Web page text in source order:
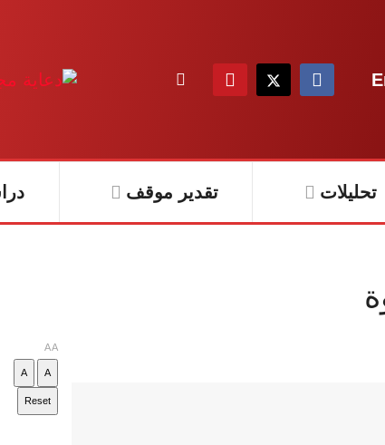
تحليلات تقدير موقف
AA
A
A
Reset